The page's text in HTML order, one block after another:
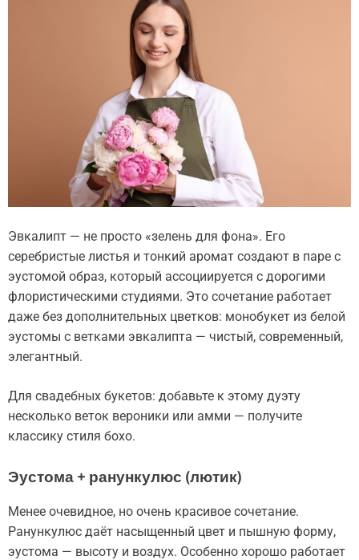
Эвкалипт — не просто «зелень для фона». Его
серебристые листья и тонкий аромат создают в паре с
эустомой образ, который ассоциируется с дорогими
флористическими студиями. Это сочетание работает
даже без дополнительных цветков: монобукет из белой
эустомы с ветками эвкалипта — чистый, современный,
элегантный.
Для свадебных букетов: добавьте к этому дуэту
несколько веток вероники или амми — получите
классику стиля бохо.
Эустома + ранункулюс (лютик)
Менее очевидное, но очень красивое сочетание.
Ранункулюс даёт насыщенный цвет и пышную форму,
эустома — высоту и воздух. Особенно хорошо работает